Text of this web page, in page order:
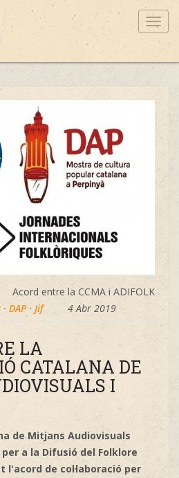
Acord entre la CCMA i ADIFOLK
· DAP· Jif 4 Abr 2019
LA
CATALANA DE
I
de Mitjans Audiovisuals
a la Difusió del Folklore
l'acord de col·laboració per